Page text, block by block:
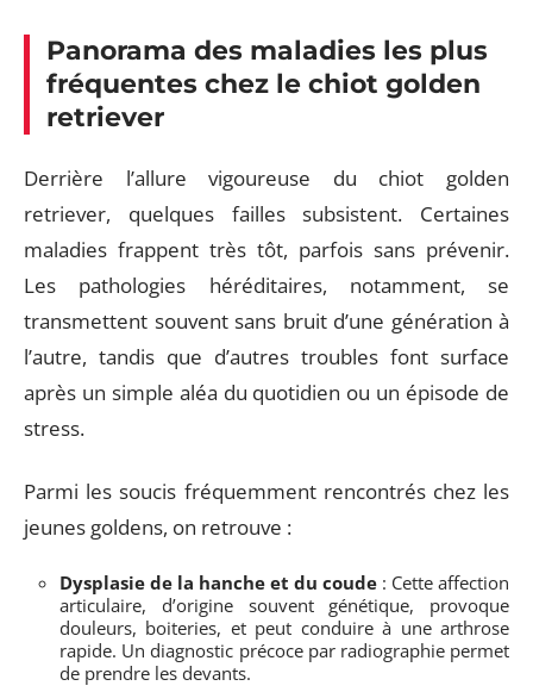
Panorama des maladies les plus
fréquentes chez le chiot golden
retriever
Derrière l’allure vigoureuse du chiot golden
retriever, quelques failles subsistent. Certaines
maladies frappent très tôt, parfois sans prévenir.
Les pathologies héréditaires, notamment, se
transmettent souvent sans bruit d’une génération à
l’autre, tandis que d’autres troubles font surface
après un simple aléa du quotidien ou un épisode de
stress.
Parmi les soucis fréquemment rencontrés chez les
jeunes goldens, on retrouve :
Dysplasie de la hanche et du coude : Cette affection
articulaire, d’origine souvent génétique, provoque
douleurs, boiteries, et peut conduire à une arthrose
rapide. Un diagnostic précoce par radiographie permet
de prendre les devants.